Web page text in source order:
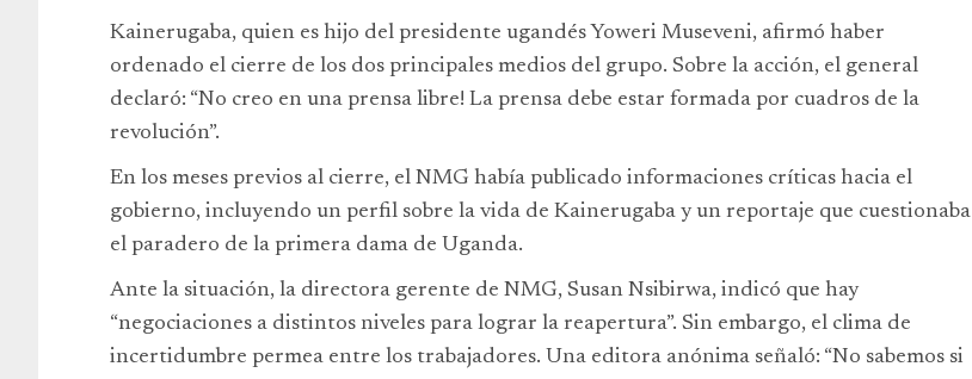
Kainerugaba, quien es hijo del presidente ugandés Yoweri Museveni, afirmó haber
ordenado el cierre de los dos principales medios del grupo. Sobre la acción, el general
declaró: “No creo en una prensa libre! La prensa debe estar formada por cuadros de la
revolución”.
En los meses previos al cierre, el NMG había publicado informaciones críticas hacia el
gobierno, incluyendo un perfil sobre la vida de Kainerugaba y un reportaje que cuestionaba
el paradero de la primera dama de Uganda.
Ante la situación, la directora gerente de NMG, Susan Nsibirwa, indicó que hay
“negociaciones a distintos niveles para lograr la reapertura”. Sin embargo, el clima de
incertidumbre permea entre los trabajadores. Una editora anónima señaló: “No sabemos si